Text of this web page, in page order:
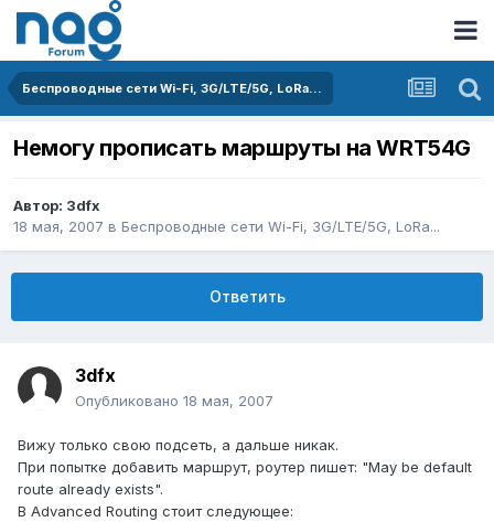
Беспроводные сети Wi-Fi, 3G/LTE/5G, LoRa...
Немогу прописать маршруты на WRT54G
Автор: 3dfx
18 мая, 2007 в Беспроводные сети Wi-Fi, 3G/LTE/5G, LoRa...
Ответить
3dfx
Опубликовано 18 мая, 2007
Вижу только свою подсеть, а дальше никак.
При попытке добавить маршрут, роутер пишет: "May be default
route already exists".
В Advanced Routing стоит следующее: